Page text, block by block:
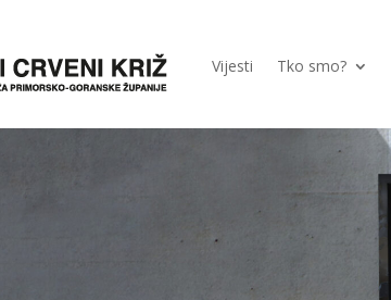
Vijesti Tko smo?